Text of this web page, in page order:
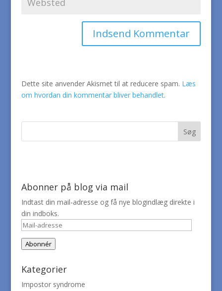
Dette site anvender Akismet til at reducere spam. Læs
om hvordan din kommentar bliver behandlet.
Abonner på blog via mail
Indtast din mail-adresse og få nye blogindlæg direkte i
din indboks.
Mail-
adresse
Abonnér
Kategorier
Impostor syndrome